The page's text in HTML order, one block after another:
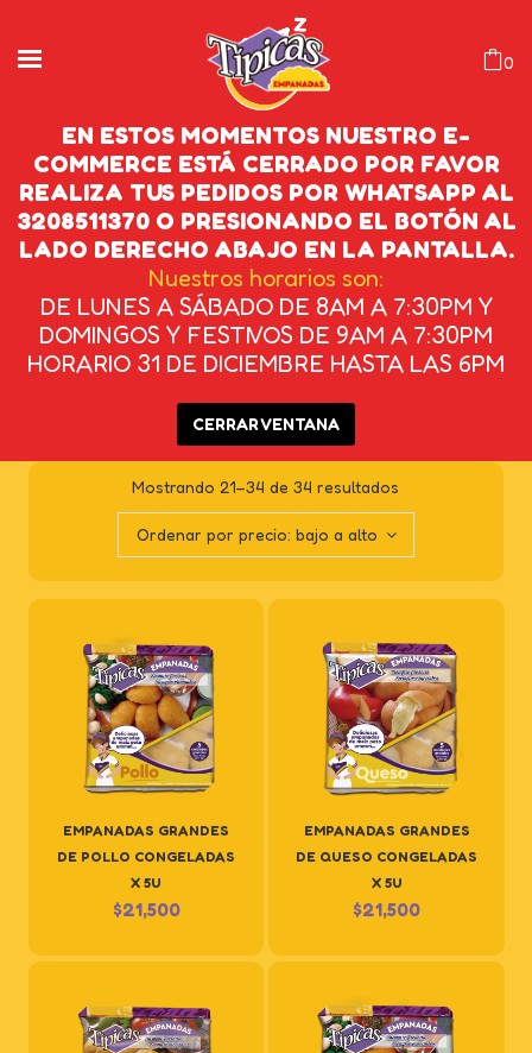
0
EMPANDA ORIGEN
INICIO / PRODUCTOS ETIQUETADOS
“EMPANDA ORIGEN” / PÁGINA 2
Mostrando 21–34 de 34 resultados
Ordenar por precio: bajo a alto
EMPANADAS GRANDES
DE POLLO CONGELADAS
X 5U
$21,500
EMPANADAS GRANDES
DE QUESO CONGELADAS
X 5U
$21,500
EN ESTOS MOMENTOS NUESTRO E-
COMMERCE ESTÁ CERRADO POR FAVOR
REALIZA TUS PEDIDOS POR WHATSAPP AL
3208511370 O PRESIONANDO EL BOTÓN AL
LADO DERECHO ABAJO EN LA PANTALLA.
Nuestros horarios son:
DE LUNES A SÁBADO DE 8AM A 7:30PM Y
DOMINGOS Y FESTIVOS DE 9AM A 7:30PM
HORARIO 31 DE DICIEMBRE HASTA LAS 6PM
CERRAR VENTANA